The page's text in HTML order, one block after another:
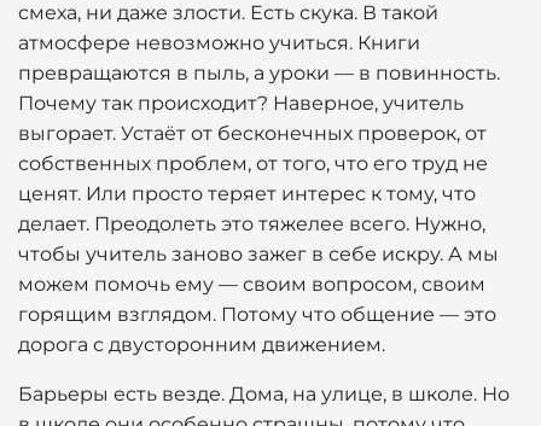
смеха, ни даже злости. Есть скука. В такой
атмосфере невозможно учиться. Книги
превращаются в пыль, а уроки — в повинность.
Почему так происходит? Наверное, учитель
выгорает. Устаёт от бесконечных проверок, от
собственных проблем, от того, что его труд не
ценят. Или просто теряет интерес к тому, что
делает. Преодолеть это тяжелее всего. Нужно,
чтобы учитель заново зажег в себе искру. А мы
можем помочь ему — своим вопросом, своим
горящим взглядом. Потому что общение — это
дорога с двусторонним движением.
Барьеры есть везде. Дома, на улице, в школе. Но